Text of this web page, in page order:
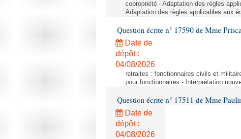
copropriété - Adaptation des règles
Adaptation des règles applicables aux
Question écrite n° 17590 de Mme
Date de
dépôt :
04/08/2026
retraites : fonctionnaires civils et
pour fonctionnaires - Interprétation
Question écrite n° 17511 de Mme
Date de
dépôt :
04/08/2026